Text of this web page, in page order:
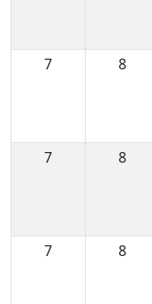
7
8
7
8
7
8